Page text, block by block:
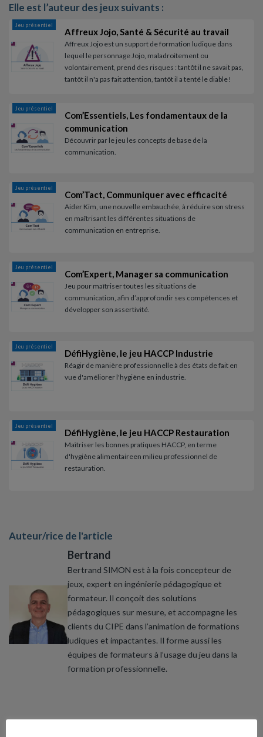
Elle est l’auteur des jeux suivants :
Jeu présentiel
Affreux Jojo, Santé & Sécurité au travail
Affreux Jojo est un support de formation ludique dans
lequel le personnage Jojo, maladroitement ou
volontairement, prend des risques : tantôt il ne savait pas,
tantôt il n'a pas fait attention, tantôt il a tenté le diable !
Jeu présentiel
Com’Essentiels, Les fondamentaux de la
communication
Découvrir par le jeu les concepts de base de la
communication.
Jeu présentiel
Com’Tact, Communiquer avec efficacité
Aider Kim, une nouvelle embauchée, à réduire son stress
en maîtrisant les différentes situations de
communication en entreprise.
Jeu présentiel
Com’Expert, Manager sa communication
Jeu pour maîtriser toutes les situations de
communication, afin d’approfondir ses compétences et
développer son assertivité.
Jeu présentiel
DéfiHygiène, le jeu HACCP Industrie
Réagir de manière professionnelle à des états de fait en
vue d'améliorer l'hygiène en industrie.
Jeu présentiel
DéfiHygiène, le jeu HACCP Restauration
Maîtriser les bonnes pratiques HACCP, en terme
d'hygiène alimentaireen milieu professionnel de
restauration.
Auteur/rice de l'article
Bertrand
Bertrand SIMON est à la fois concepteur de
jeux, expert en ingénierie pédagogique et
formateur. Il conçoit des solutions
pédagogiques sur mesure, et accompagne les
clients du CIPE dans l’animation de formations
ludiques et impactantes. Il forme aussi les
équipes de formateurs à l’usage du jeu dans la
formation professionnelle.